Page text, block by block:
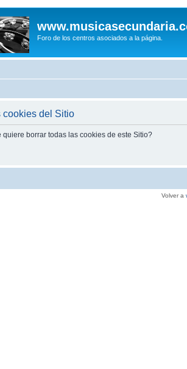
Foro de los centros asociados a la página.
cookies del Sitio
quiere borrar todas las cookies de este Sitio?
Volver a